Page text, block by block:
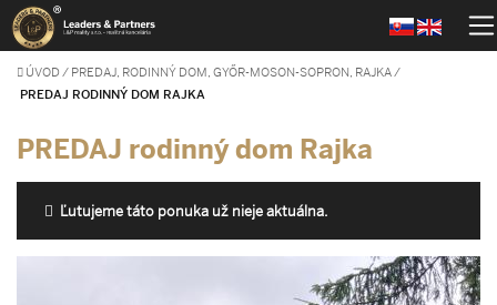
ÚVOD / PREDAJ, RODINNÝ DOM, GYŐR-MOSON-SOPRON, RAJKA/
PREDAJ RODINNÝ DOM RAJKA
PREDAJ rodinný dom Rajka
Ľutujeme táto ponuka už nieje aktuálna.